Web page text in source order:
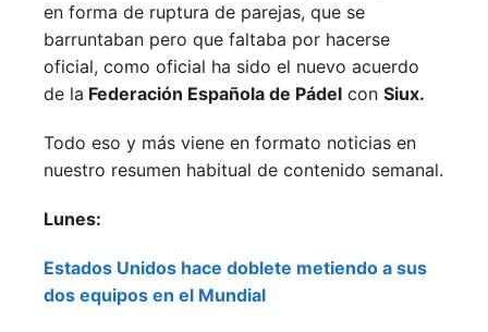
en forma de ruptura de parejas, que se
barruntaban pero que faltaba por hacerse
oficial, como oficial ha sido el nuevo acuerdo
de la Federación Española de Pádel con Siux.
Todo eso y más viene en formato noticias en
nuestro resumen habitual de contenido semanal.
Lunes:
Estados Unidos hace doblete metiendo a sus
dos equipos en el Mundial